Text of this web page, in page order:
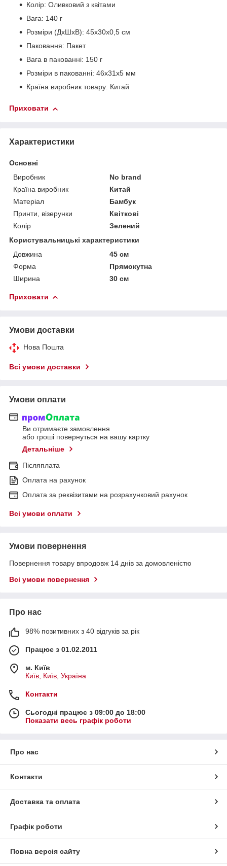
Колір: Оливковий з квітами
Вага: 140 г
Розміри (ДхШхВ): 45x30x0,5 см
Паковання: Пакет
Вага в пакованні: 150 г
Розміри в пакованні: 46x31x5 мм
Країна виробник товару: Китай
Приховати
Характеристики
Основні
Виробник
No brand
Країна виробник
Китай
Матеріал
Бамбук
Принти, візерунки
Квіткові
Колір
Зелений
Користувальницькі характеристики
Довжина
45 см
Форма
Прямокутна
Ширина
30 см
Приховати
Умови доставки
Нова Пошта
Всі умови доставки
Умови оплати
Ви отримаєте замовлення
або гроші повернуться на вашу картку
Детальніше
Післяплата
Оплата на рахунок
Оплата за реквізитами на розрахунковий рахунок
Всі умови оплати
Умови повернення
Повернення товару впродовж 14 днів за домовленістю
Всі умови повернення
Про нас
98% позитивних з 40 відгуків за рік
Працює з 01.02.2011
м. Київ
Київ, Київ, Україна
Контакти
Сьогодні працює з 09:00 до 18:00
Показати весь графік роботи
Про нас
Контакти
Доставка та оплата
Графік роботи
Повна версія сайту